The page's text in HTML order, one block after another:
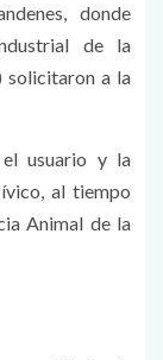
donde
de la
solicitaron a la
usuario y la
al tiempo
Animal de la